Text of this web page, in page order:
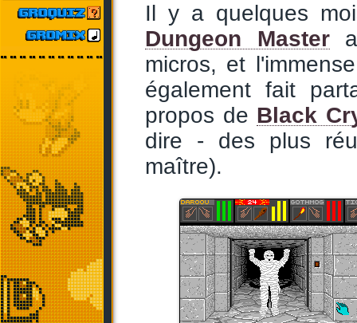
Il y a quelques
Dungeon Mastera
micros, et
également fait
propos de Black
dire - des plus
maître).